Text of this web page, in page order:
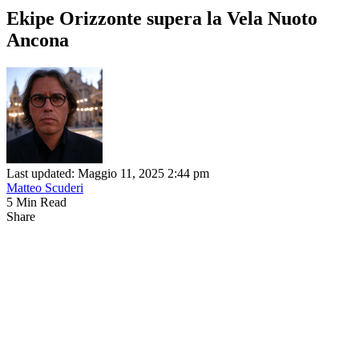
Ekipe Orizzonte supera la Vela Nuoto
Ancona
Last updated: Maggio 11, 2025 2:44 pm
Matteo Scuderi
5 Min Read
Share